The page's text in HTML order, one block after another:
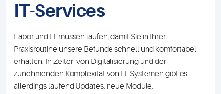
IT-Services
Labor und IT müssen laufen, damit Sie in Ihrer
Praxisroutine unsere Befunde schnell und komfortabel
erhalten. In Zeiten von Digitalisierung und der
zunehmenden Komplexität von IT-Systemen gibt es
allerdings laufend Updates, neue Module,